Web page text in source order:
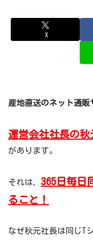
X
産地直送のネット通販
運営会社社長の秋
があります。
それは、 365日毎日
ること！
なぜ秋元社長は同じT